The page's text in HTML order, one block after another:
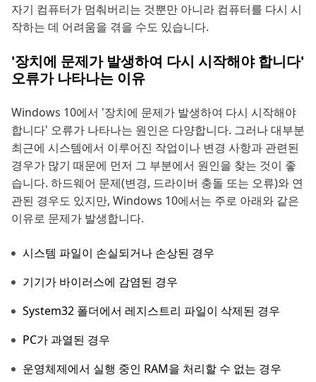
자기 컴퓨터가 멈춰버리는 것뿐만 아니라 컴퓨터를 다시 시
작하는 데 어려움을 겪을 수도 있습니다.
'장치에 문제가 발생하여 다시 시작해야 합니다'
오류가 나타나는 이유
Windows 10에서 '장치에 문제가 발생하여 다시 시작해야
합니다' 오류가 나타나는 원인은 다양합니다. 그러나 대부분
최근에 시스템에서 이루어진 작업이나 변경 사항과 관련된
경우가 많기 때문에 먼저 그 부분에서 원인을 찾는 것이 좋
습니다. 하드웨어 문제(변경, 드라이버 충돌 또는 오류)와 연
관된 경우도 있지만, Windows 10에서는 주로 아래와 같은
이유로 문제가 발생합니다.
시스템 파일이 손실되거나 손상된 경우
기기가 바이러스에 감염된 경우
System32 폴더에서 레지스트리 파일이 삭제된 경우
PC가 과열된 경우
운영체제에서 실행 중인 RAM을 처리할 수 없는 경우